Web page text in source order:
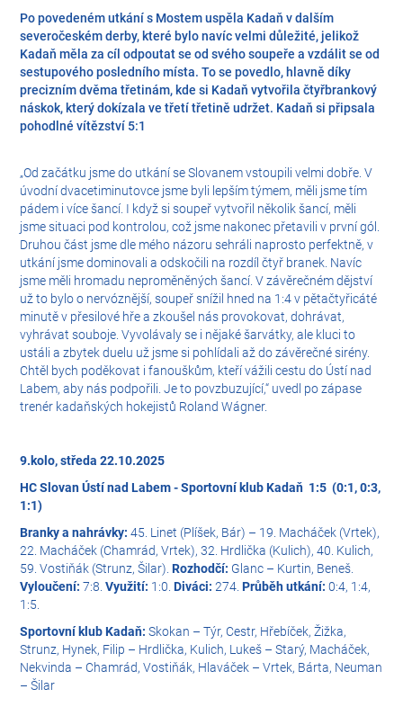
Po povedeném utkání s Mostem uspěla Kadaň v dalším
severočeském derby, které bylo navíc velmi důležité, jelikož
Kadaň měla za cíl odpoutat se od svého soupeře a vzdálit se od
sestupového posledního místa. To se povedlo, hlavně díky
precizním dvěma třetinám, kde si Kadaň vytvořila čtyřbrankový
náskok, který dokízala ve třetí třetině udržet. Kadaň si připsala
pohodlné vítězství 5:1
„Od začátku jsme do utkání se Slovanem vstoupili velmi dobře. V
úvodní dvacetiminutovce jsme byli lepším týmem, měli jsme tím
pádem i více šancí. I když si soupeř vytvořil několik šancí, měli
jsme situaci pod kontrolou, což jsme nakonec přetavili v první gól.
Druhou část jsme dle mého názoru sehráli naprosto perfektně, v
utkání jsme dominovali a odskočili na rozdíl čtyř branek. Navíc
jsme měli hromadu neproměněných šancí. V závěrečném dějství
už to bylo o nervóznější, soupeř snížil hned na 1:4 v pětačtyřicáté
minutě v přesilové hře a zkoušel nás provokovat, dohrávat,
vyhrávat souboje. Vyvolávaly se i nějaké šarvátky, ale kluci to
ustáli a zbytek duelu už jsme si pohlídali až do závěrečné sirény.
Chtěl bych poděkovat i fanouškům, kteří vážili cestu do Ústí nad
Labem, aby nás podpořili. Je to povzbuzující,“ uvedl po zápase
trenér kadaňských hokejistů Roland Wágner.
9.kolo, středa 22.10.2025
HC Slovan Ústí nad Labem - Sportovní klub Kadaň 1:5 (0:1, 0:3,
1:1)
Branky a nahrávky: 45. Linet (Plíšek, Bár) – 19. Macháček (Vrtek),
22. Macháček (Chamrád, Vrtek), 32. Hrdlička (Kulich), 40. Kulich,
59. Vostiňák (Strunz, Šilar).Rozhodčí: Glanc – Kurtin, Beneš.
Vyloučení: 7:8.Využití: 1:0.Diváci: 274.Průběh utkání: 0:4, 1:4,
1:5.
Sportovní klub Kadaň: Skokan – Týr, Cestr, Hřebíček, Žižka,
Strunz, Hynek, Filip – Hrdlička, Kulich, Lukeš – Starý, Macháček,
Nekvinda – Chamrád, Vostiňák, Hlaváček – Vrtek, Bárta, Neuman
– Šilar